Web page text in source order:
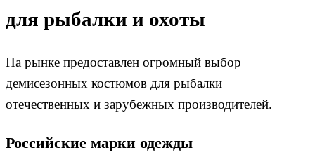
для рыбалки и охоты
На рынке предоставлен огромный выбор
демисезонных костюмов для рыбалки
отечественных и зарубежных производителей.
Российские марки одежды